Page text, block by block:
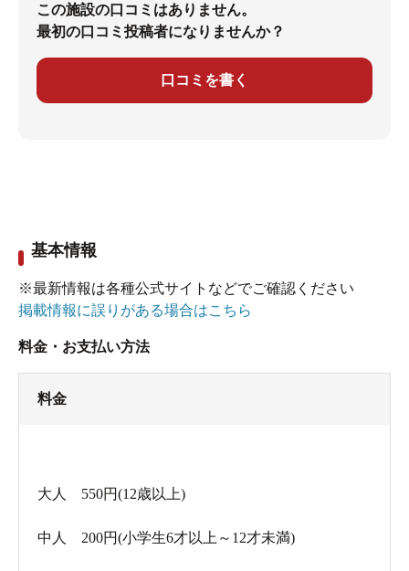
この施設の口コミはありません。
最初の口コミ投稿者になりませんか？
口コミを書く
基本情報
※最新情報は各種公式サイトなどでご確認ください
掲載情報に誤りがある場合はこちら
料金・お支払い方法
料金
大人 550円(12歳以上)
中人 200円(小学生6才以上～12才未満)